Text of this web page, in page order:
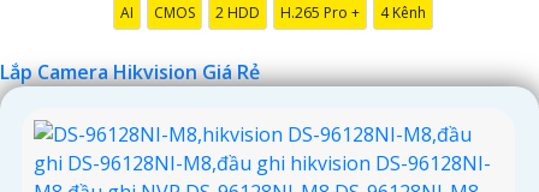
AI CMOS 2 HDD H.265 Pro + 4 Kênh
Lắp Camera Hikvision Giá Rẻ